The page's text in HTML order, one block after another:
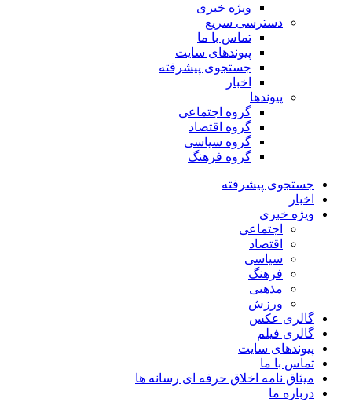
ویژه خبری
دسترسی سریع
تماس با ما
پیوندهای سایت
جستجوی پیشرفته
اخبار
پیوندها
گروه اجتماعی
گروه اقتصاد
گروه سیاسی
گروه فرهنگ
جستجوی پیشرفته
اخبار
ویژه خبری
اجتماعی
اقتصاد
سیاسی
فرهنگ
مذهبی
ورزش
گالری عکس
گالری فیلم
پیوندهای سایت
تماس با ما
میثاق نامه اخلاق حرفه ای رسانه ها
درباره ما